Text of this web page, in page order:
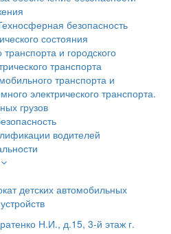
безопасность
состояния
и городского
транспорта
транспорта и
электрического транспорта.
грузов
водителей
детских автомобильных
Н.И., д.15, 3-й этаж г.